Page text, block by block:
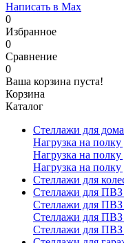
Написать в Max
0
Избранное
0
Сравнение
0
Ваша корзина пуста!
Корзина
Каталог
Стеллажи для
Нагрузка на полку
Нагрузка на полку
Нагрузка на полку
Стеллажи для
Стеллажи для ПВЗ
Стеллажи для ПВЗ
Стеллажи для ПВЗ
Стеллажи для